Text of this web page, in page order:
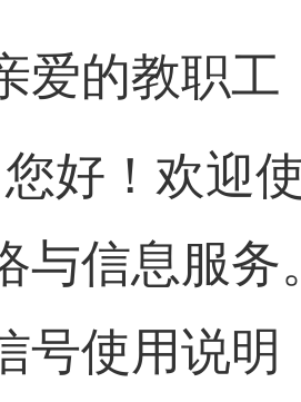
爱的教职工
您好！欢迎
与信息服务
号使用说明